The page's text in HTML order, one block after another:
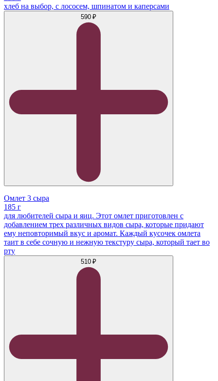
хлеб на выбор, с лососем, шпинатом и каперсами
590 ₽
Омлет 3 сыра
185 г
для любителей сыра и яиц. Этот омлет приготовлен с
добавлением трех различных видов сыра, которые придают
ему неповторимый вкус и аромат. Каждый кусочек омлета
таит в себе сочную и нежную текстуру сыра, который тает во
рту
510 ₽